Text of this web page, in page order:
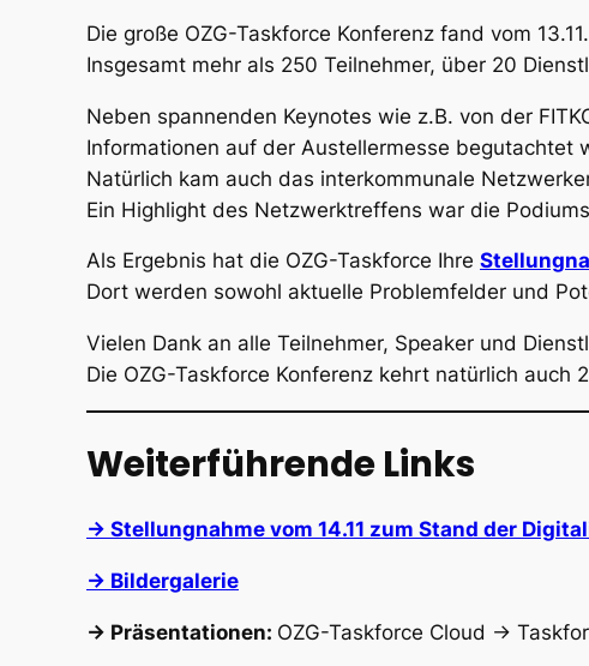
Die große OZG-Taskforce Konferenz fand vom
Insgesamt mehr als 250 Teilnehmer, über 20
Neben spannenden Keynotes wie z.B. von der
Informationen auf der Austellermesse begutachtet
Natürlich kam auch das interkommunale
Ein Highlight des Netzwerktreffens war die
Als Ergebnis hat die OZG-Taskforce Ihre
Dort werden sowohl aktuelle Problemfelder und
Vielen Dank an alle Teilnehmer, Speaker und
Die OZG-Taskforce Konferenz kehrt natürlich auch
Weiterführende Links
-> Stellungnahme vom 14.11 zum Stand der
-> Bildergalerie
-> Präsentationen: OZG-Taskforce Cloud ->